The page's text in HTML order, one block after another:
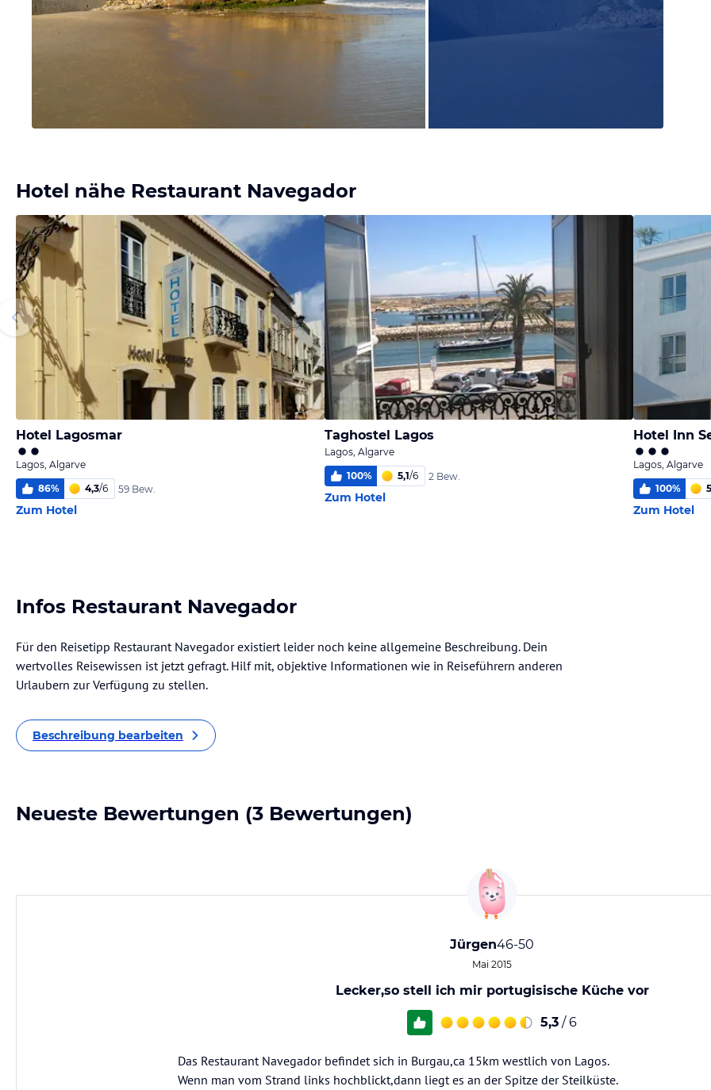
Hotel nähe Restaurant Navegador
Hotel Lagosmar
Lagos, Algarve
86% 4,3/6 59 Bew.
Zum Hotel
Taghostel Lagos
Lagos, Algarve
100% 5,1/6 2 Bew.
Zum Hotel
Hotel Inn
Lagos, Algarve
100%
Zum Hotel
Infos Restaurant Navegador
Für den Reisetipp Restaurant Navegador existiert leider noch keine allgemeine Beschreibung. Dein
wertvolles Reisewissen ist jetzt gefragt. Hilf mit, objektive Informationen wie in Reiseführern anderen
Urlaubern zur Verfügung zu stellen.
Beschreibung bearbeiten
Neueste Bewertungen (3 Bewertungen)
Jürgen46-50
Mai 2015
Lecker,so stell ich mir portugisische Küche vor
5,3 / 6
Das Restaurant Navegador befindet sich in Burgau,ca 15km westlich von Lagos.
Wenn man vom Strand links hochblickt,dann liegt es an der Spitze der Steilküste.